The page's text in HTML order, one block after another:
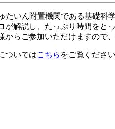
たいん附置機関である基礎科
解説し、たっぷり時間をと
らご参加いただけますので
ついてはこちら をご覧ください